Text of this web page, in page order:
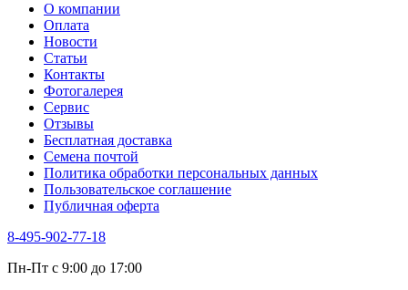
О компании
Оплата
Новости
Статьи
Контакты
Фотогалерея​
Сервис
Отзывы
Бесплатная доставка
Семена почтой
Политика обработки персональных данных
Пользовательское соглашение
Публичная оферта
8-495-902-77-18
Пн-Пт с 9:00 до 17:00